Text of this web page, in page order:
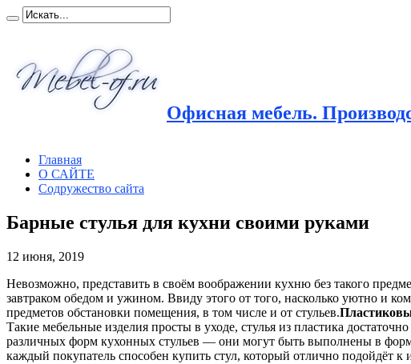
Офисная мебель.
Главная
О САЙТЕ
Содружество сайта
Барные стулья для кухни своими руками
12 июня, 2019
Невозможно, представить в своём воображении кухню без такого
завтраком обедом и ужином. Ввиду этого от того, насколько уютно и
предметов обстановки помещения, в том числе и от стульев.
Такие мебельные изделия просты в уходе, стулья из пластика
различных форм кухонных стульев — они могут быть выполнены в
каждый покупатель способен купить стул, который отлично подойдёт к